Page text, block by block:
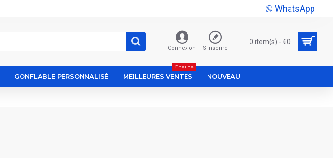
WhatsApp
Connexion S'inscrire
0 item(s) - €0
GONFLABLE PERSONNALISÉ MEILLEURES VENTES
Chaude
NOUVEAU